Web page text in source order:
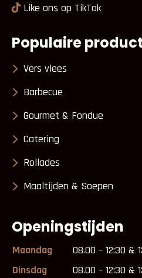
Like ons op TikTok
Populaire
Vers vlees
Barbecue
Gourmet & Fondue
Catering
Rollades
Maaltijden & Soepen
Openingstijden
Maandag
08.00 – 12:30 &
Dinsdag
08.00 – 12:30 &